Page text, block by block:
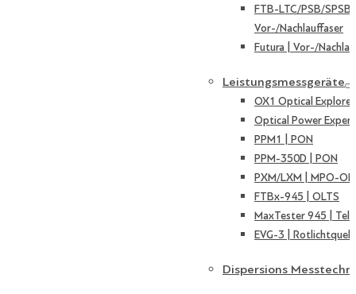
FTB-LTC/PSB/SPSB
Vor-/Nachlauffaser
Futura | Vor-/
Leistungsmessgeräte
OX1 Optical Explorer
Optical Power Expert
PPM1 | PON
PPM-350D | PON
PXM/LXM | MPO-
FTBx-945 | OLTS
MaxTester 945 |
EVG-3 |
Dispersions